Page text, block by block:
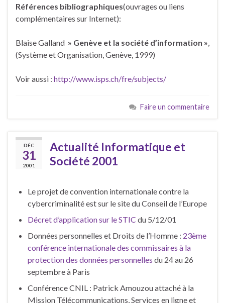
Références bibliographiques(ouvrages ou liens
complémentaires sur Internet):
Blaise Galland » Genève et la société d’information »,
(Système et Organisation, Genève, 1999)
Voir aussi : http://www.isps.ch/fre/subjects/
Faire un commentaire
DÉC
31
2001
Actualité Informatique et
Société 2001
Le projet de convention internationale contre la
cybercriminalité est sur le site du Conseil de l’Europe
Décret d’application sur le STIC du 5/12/01
Données personnelles et Droits de l’Homme : 23ème
conférence internationale des commissaires à la
protection des données personnelles du 24 au 26
septembre à Paris
Conférence CNIL : Patrick Amouzou attaché à la
Mission Télécommunications, Services en ligne et